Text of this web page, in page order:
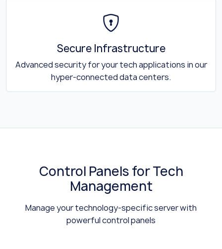
Secure Infrastructure
Advanced security for your tech applications in our
hyper-connected data centers.
Control Panels for Tech
Management
Manage your technology-specific server with
powerful control panels